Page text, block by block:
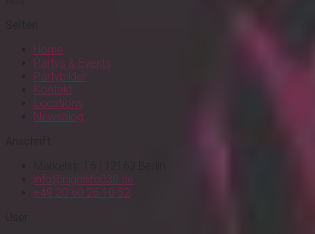
Home
Partys & Events
Partybilder
Kontakt
Locations
Newsblog
info@nightlife030.de
+49 30 60 26 10 52